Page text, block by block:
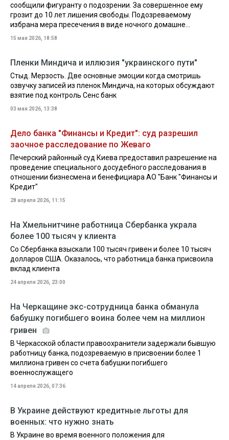
сообщили фигуранту о подозрении. За совершенное ему
грозит до 10 лет лишения свободы. Подозреваемому
избрана мера пресечения в виде ночного домашне...
15 мая 2026, 18:58
Пленки Миндича и иллюзия "украинского пути"
Стыд. Мерзость. Две основные эмоции когда смотришь
озвучку записей из пленок Миндича, на которых обсуждают
взятие под контроль Сенс банк
03 мая 2026, 13:38
Дело банка "Финансы и Кредит": суд разрешил
заочное расследование по Жеваго
Печерский районный суд Киева предоставил разрешение на
проведение специального досудебного расследования в
отношении бизнесмена и бенефициара АО "Банк "Финансы и
Кредит"
28 апреля 2026, 11:15
На Хмельнитчине работница Сбербанка украла
более 100 тысяч у клиента
Со Сбербанка взыскали 100 тысяч гривен и более 10 тысяч
долларов США. Оказалось, что работница банка присвоила
вклад клиента
24 апреля 2026, 23:00
На Черкащине экс-сотрудница банка обманула
бабушку погибшего воина более чем на миллион
гривен
В Черкасской области правоохранители задержали бывшую
работницу банка, подозреваемую в присвоении более 1
миллиона гривен со счета бабушки погибшего
военнослужащего
14 апреля 2026, 07:36
В Украине действуют кредитные льготы для
военных: что нужно знать
В Украине во время военного положения для